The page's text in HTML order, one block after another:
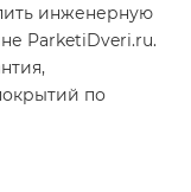
инженерную
ParketiDveri.ru.
по